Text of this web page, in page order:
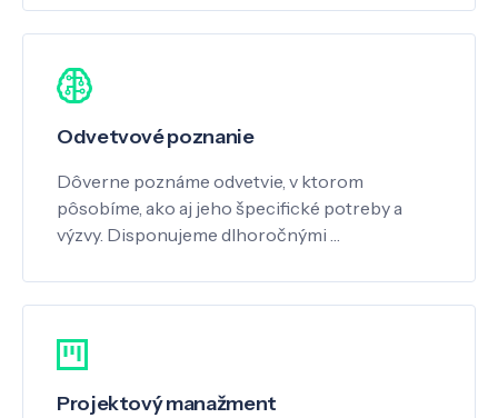
Odvetvové poznanie
Dôverne poznáme odvetvie, v ktorom
pôsobíme, ako aj jeho špecifické potreby a
výzvy. Disponujeme dlhoročnými …
Projektový manažment